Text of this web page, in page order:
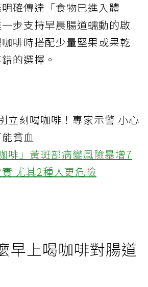
確傳達「食物已進入體
步支持早晨腸道蠕動的啟
啡時搭配少量堅果或果乾
的選擇。
立刻喝咖啡！專家示警 小心
貧血
啡」黃斑部病變風險暴增7
尤其2種人更危險
早上喝咖啡對腸道